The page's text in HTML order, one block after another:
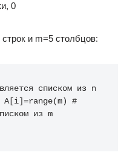
0
и m=5 столбцов:
списком из n
#
из m